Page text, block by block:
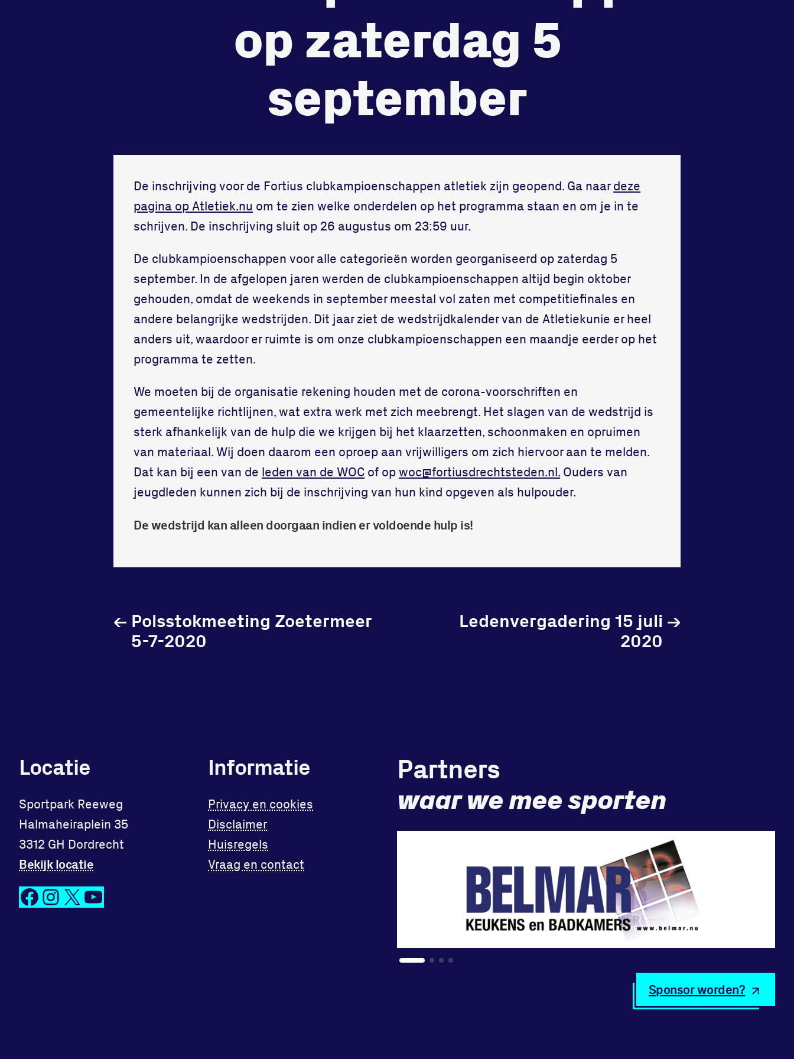
onze gym
Fitness
Bekijk locatie
op zaterdag 5
september
De inschrijving voor de Fortius clubkampioenschappen atletiek zijn geopend. Ga naardeze
pagina op Atletiek.nu om te zien welke onderdelen op het programma staan en om je in te
schrijven. De inschrijving sluit op 26 augustus om 23:59 uur.
De clubkampioenschappen voor alle categorieën worden georganiseerd op zaterdag 5
september. In de afgelopen jaren werden de clubkampioenschappen altijd begin oktober
gehouden, omdat de weekends in september meestal vol zaten met competitiefinales en
andere belangrijke wedstrijden. Dit jaar ziet de wedstrijdkalender van de Atletiekunie er heel
anders uit, waardoor er ruimte is om onze clubkampioenschappen een maandje eerder op het
programma te zetten.
We moeten bij de organisatie rekening houden met de corona-voorschriften en
gemeentelijke richtlijnen, wat extra werk met zich meebrengt. Het slagen van de wedstrijd is
sterk afhankelijk van de hulp die we krijgen bij het klaarzetten, schoonmaken en opruimen
van materiaal. Wij doen daarom een oproep aan vrijwilligers om zich hiervoor aan te melden.
Dat kan bij een van de leden van de WOC of opwoc@fortiusdrechtsteden.nl. Ouders van
jeugdleden kunnen zich bij de inschrijving van hun kind opgeven als hulpouder.
De wedstrijd kan alleen doorgaan indien er voldoende hulp is!
Polsstokmeeting Zoetermeer
5-7-2020
←
Ledenvergadering 15 juli
2020
→
Locatie
Sportpark Reeweg
Halmaheiraplein 35
3312 GH Dordrecht
Bekijk locatie
Facebook Instagram X YouTube
Informatie
Privacy en cookies
Disclaimer
Huisregels
Vraag en contact
Partners
waar we mee sporten
Sponsor worden?